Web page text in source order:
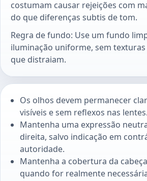
costumam causar rejeições com
do que diferenças subtis de tom.
Regra de fundo: Use um fundo
iluminação uniforme, sem
que distraiam.
Os olhos devem permanecer
visíveis e sem reflexos nas lentes.
Mantenha uma expressão
direita, salvo indicação em
autoridade.
Mantenha a cobertura da
quando for realmente